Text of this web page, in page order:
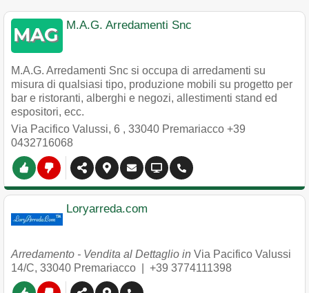
M.A.G. Arredamenti Snc
M.A.G. Arredamenti Snc si occupa di arredamenti su
misura di qualsiasi tipo, produzione mobili su progetto per
bar e ristoranti, alberghi e negozi, allestimenti stand ed
espositori, ecc.
Via Pacifico Valussi, 6 , 33040 Premariacco +39
0432716068
Loryarreda.com
Arredamento - Vendita al Dettaglio in Via Pacifico Valussi
14/C, 33040 Premariacco +39 3774111398